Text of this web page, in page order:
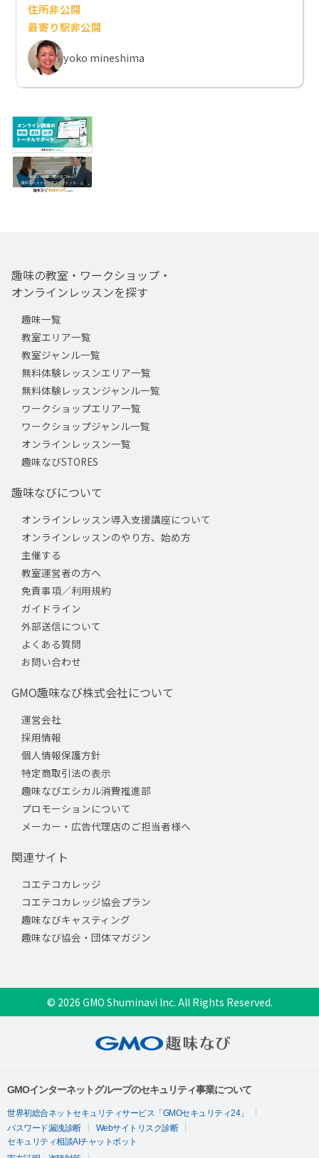
住所非公開
最寄り駅非公開
yoko mineshima
趣味の教室・ワークショップ・
オンラインレッスンを探す
趣味一覧
教室エリア一覧
教室ジャンル一覧
無料体験レッスンエリア一覧
無料体験レッスンジャンル一覧
ワークショップエリア一覧
ワークショップジャンル一覧
オンラインレッスン一覧
趣味なびSTORES
趣味なびについて
オンラインレッスン導入支援講座について
オンラインレッスンのやり方、始め方
主催する
教室運営者の方へ
免責事項／利用規約
ガイドライン
外部送信について
よくある質問
お問い合わせ
GMO趣味なび株式会社について
運営会社
採用情報
個人情報保護方針
特定商取引法の表示
趣味なびエシカル消費推進部
プロモーションについて
メーカー・広告代理店のご担当者様へ
関連サイト
コエテコカレッジ
コエテコカレッジ協会プラン
趣味なびキャスティング
趣味なび協会・団体マガジン
© 2026 GMO Shuminavi Inc. All Rights Reserved.